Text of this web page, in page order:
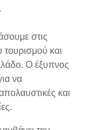
στις
και
Ο έξυπνος
να
και